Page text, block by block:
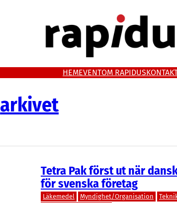
HEMEVENTOM RAPIDUS
arkivet
Tetra Pak först ut när
för svenska företag
Läkemedel Myndighet/Organisation